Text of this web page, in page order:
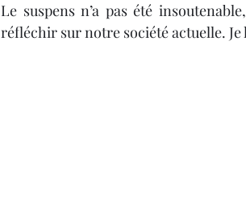
Le suspens n’a pas été
réfléchir sur notre société actuelle. Je